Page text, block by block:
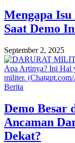
Mengapa
Saat Demo
September 2, 2025
Berita
Demo Besar
Ancaman
Dekat?